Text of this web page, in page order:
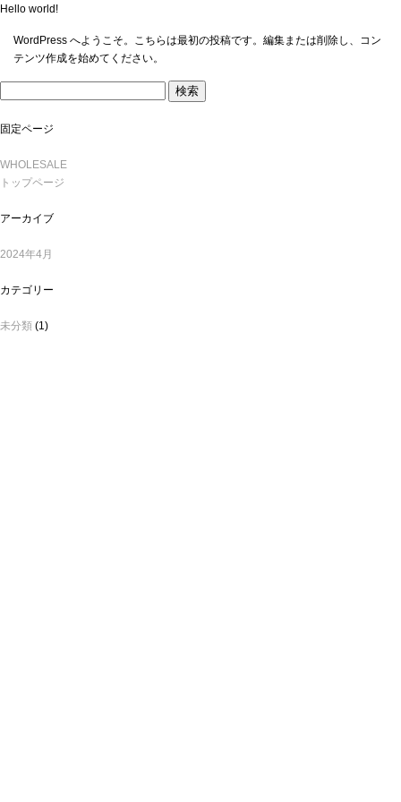
Hello world!
WordPress へようこそ。こちらは最初の投稿です。編集または削除し、コン
テンツ作成を始めてください。
固定ページ
WHOLESALE
トップページ
アーカイブ
2024年4月
カテゴリー
未分類 (1)